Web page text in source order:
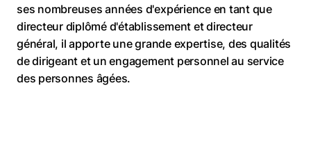
ses nombreuses années d'expérience en tant que
directeur diplômé d'établissement et directeur
général, il apporte une grande expertise, des qualités
de dirigeant et un engagement personnel au service
des personnes âgées.